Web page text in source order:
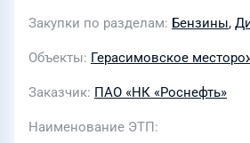
(автономия) и
(автономия)
Закупки по разделам Бензины,
Объекты Герасимовское
Заказчик ПАО «НК «Роснефть»
Наименование ЭТП